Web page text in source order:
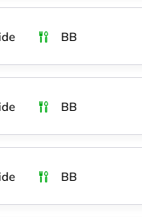
BB
BB
BB